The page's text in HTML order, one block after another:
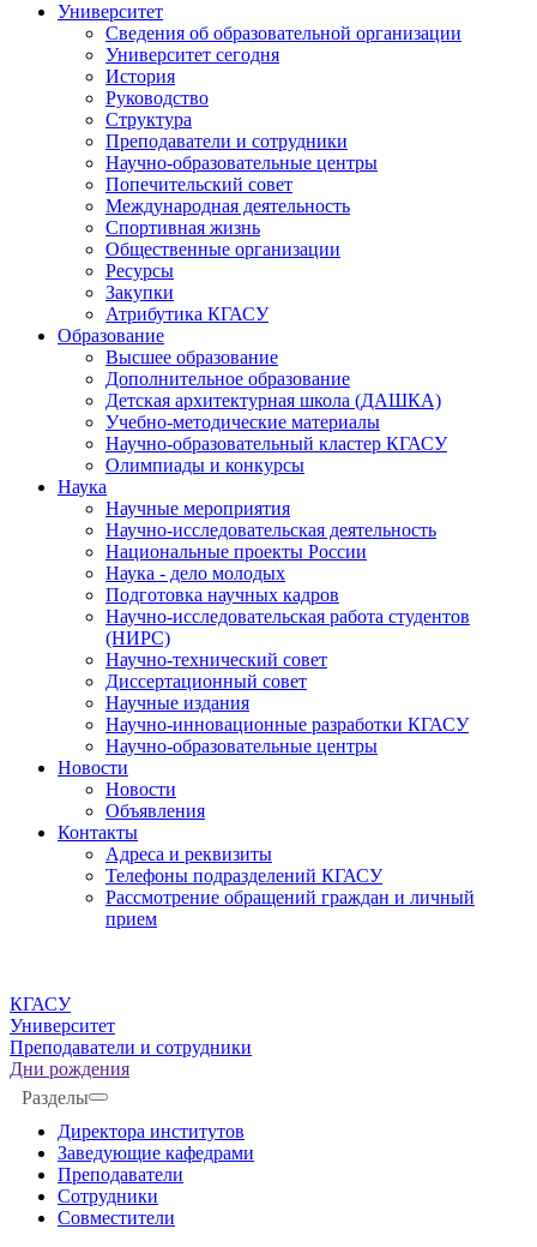
Университет
Сведения об образовательной организации
Университет сегодня
История
Руководство
Структура
Преподаватели и сотрудники
Научно-образовательные центры
Попечительский совет
Международная деятельность
Спортивная жизнь
Общественные организации
Ресурсы
Закупки
Атрибутика КГАСУ
Образование
Высшее образование
Дополнительное образование
Детская архитектурная школа (ДАШКА)
Учебно-методические материалы
Научно-образовательный кластер КГАСУ
Олимпиады и конкурсы
Наука
Научные мероприятия
Научно-исследовательская деятельность
Национальные проекты России
Наука - дело молодых
Подготовка научных кадров
Научно-исследовательская работа студентов
(НИРС)
Научно-технический совет
Диссертационный совет
Научные издания
Научно-инновационные разработки КГАСУ
Научно-образовательные центры
Новости
Новости
Объявления
Контакты
Адреса и реквизиты
Телефоны подразделений КГАСУ
Рассмотрение обращений граждан и личный
прием
КГАСУ
Университет
Преподаватели и сотрудники
Дни рождения
Разделы
Директора институтов
Заведующие кафедрами
Преподаватели
Сотрудники
Совместители